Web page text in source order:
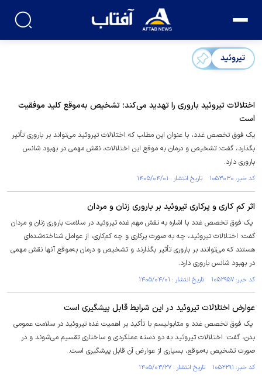
تیروئید
اختلالات تیروئید باروری را تهدید می‌کند؛ تشخیص به‌موقع کلید موفقیت
است
یک فوق تخصص غدد، با عنوان این مطلب که اختلالات تیروئید می‌تواند بر باروری تأثیر
بگذارد، گفت: تشخیص و درمان به موقع این اختلالات، نقش مهمی در بهبود شانس
باروری دارد.
کد خبر: ۱۰۵۳۰۳۰ تاریخ انتشار : ۱۴۰۵/۰۴/۰۱
اثر کم کاری و پرکاری تیروئید بر باروری زنان و مردان
یک فوق تخصص غدد با اشاره به نقش مهم غده تیروئید در سلامت باروری زنان و مردان
گفت: اختلالات تیروئید، چه به صورت پرکاری و چه کم‌کاری، از عوامل شناخته‌شده‌ای
هستند که می‌توانند بر باروری تأثیر بگذارند و تشخیص و درمان به‌موقع آنها نقش مهمی
در بهبود شانس باروری دارد.
کد خبر: ۱۰۵۲۹۵۷ تاریخ انتشار : ۱۴۰۵/۰۴/۰۱
عوارض اختلالات تیروئید در این شرایط قابل پیشگیری است
یک فوق تخصص غدد و متابولیسم با تأکید بر اهمیت غده تیروئید در سلامت عمومی
بدن، گفت: اختلالات تیروئید به دو دسته عملکردی و ساختاری تقسیم می‌شوند و در
صورت تشخیص به‌موقع، بسیاری از عوارض آن قابل پیشگیری است.
کد خبر: ۱۰۵۲۲۹۱ تاریخ انتشار : ۱۴۰۵/۰۳/۲۷